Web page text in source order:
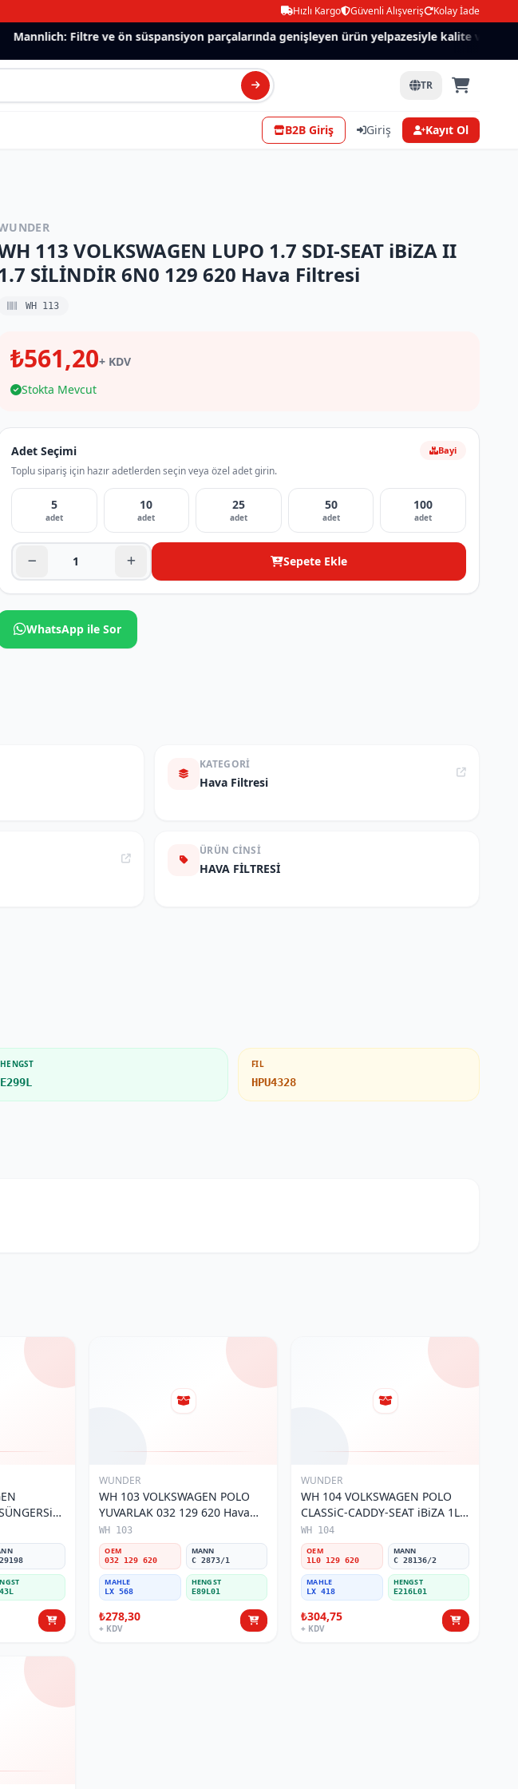
Hızlı Kargo Güvenli Alışveriş Kolay İade
Mannlich: Filtre ve ön süspansiyon parçalarında genişleyen ürün yelpazesiyle kalite ve güven.
TR
B2B Giriş Giriş Kayıt Ol
113 VOLKSWAGEN LUPO 1.7 SDI-SEAT iBiZA II
SİLİNDİR 6N0 129 620 Hava Filtresi
WH 113
₺561,20+ KDV
Stokta Mevcut
Adet Seçimi
Toplu sipariş için hazır adetlerden seçin veya özel adet girin.
Bayi
5
adet
10
adet
25
adet
50
adet
100
adet
Sepete Ekle
WhatsApp ile Sor
KATEGORI
Hava Filtresi
ÜRÜN CINSI
HAVA FİLTRESİ
HENGST
E299L
FIL
HPU4328
WUNDER
WH 103 VOLKSWAGEN POLO
YUVARLAK 032 129 620 Hava
Filtresi
WH 103
OEM
032 129 620
MANN
C 2873/1
MAHLE
LX 568
HENGST
E89L01
₺278,30
+ KDV
WUNDER
WH 104 VOLKSWAGEN POLO
CLASSiC-CADDY-SEAT iBiZA 1L0
129 620 Hava Filtresi
WH 104
OEM
1L0 129 620
MANN
C 28136/2
MAHLE
LX 418
HENGST
E216L01
₺304,75
+ KDV